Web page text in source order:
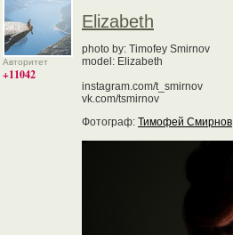
Авторитет
+11042
Elizabeth
photo by: Timofey Smirnov
model: Elizabeth
instagram.com/t_smirnov
vk.com/tsmirnov
Фотограф: Тимофей Смирнов